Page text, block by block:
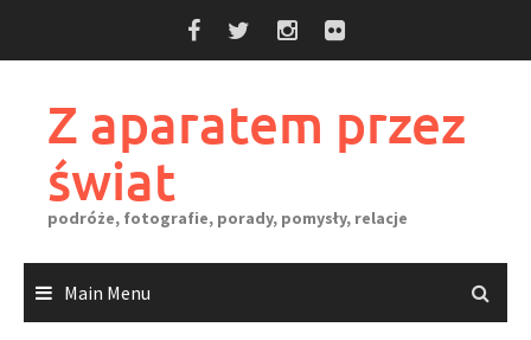
Z aparatem przez
świat
podróże, fotografie, porady, pomysły, relacje
Main Menu